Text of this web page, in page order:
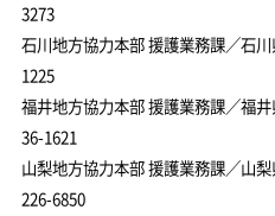
3273
石川地方協力本部 援護業務課／石
1225
福井地方協力本部 援護業務課／福
36-1621
山梨地方協力本部 援護業務課／山
226-6850